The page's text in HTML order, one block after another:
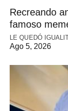
Recreando
famoso
LE QUEDÓ
Ago 5, 2026